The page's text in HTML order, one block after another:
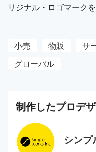
リジナル・ロゴマーク
小売 物販 サ
グローバル
制作したプロデ
シンプ